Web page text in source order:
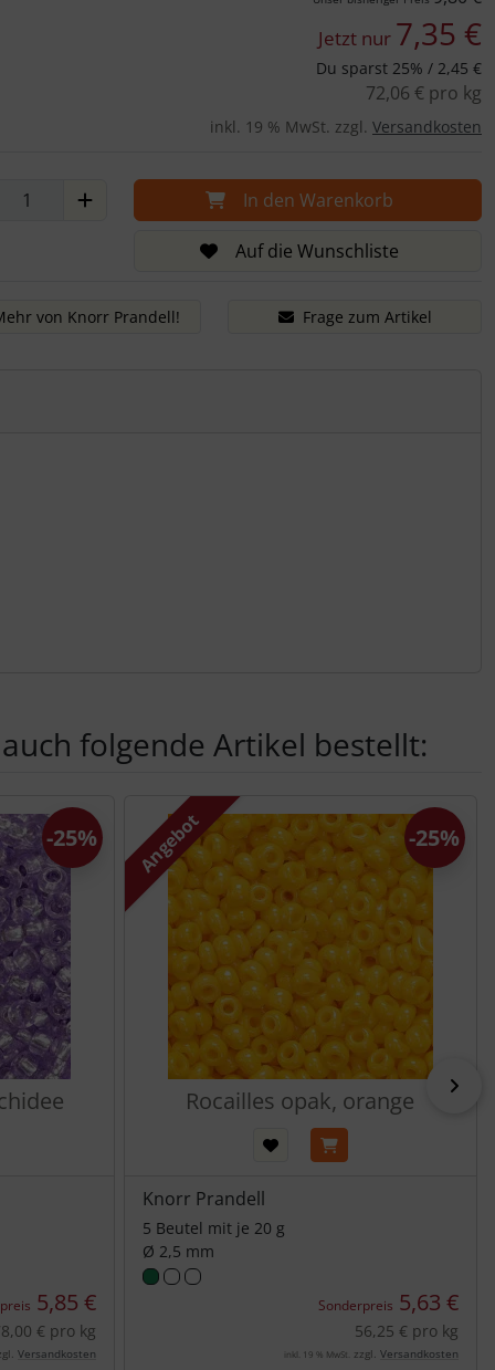
Jetzt nur 7,35 €
Du sparst 25% / 2,45 €
72,06 € pro kg
inkl. 19 % MwSt. zzgl. Versandkosten
In den Warenkorb
Auf die Wunschliste
von Knorr Prandell! Frage zum Artikel
folgende Artikel bestellt:
Artikeln.
5,85 €
-25%
€ pro kg
Versandkosten
Angebot
Rocailles opak, orange
Knorr Prandell
5 Beutel mit je 20 g
Ø 2,5 mm
Sonderpreis 5,63 €
-25%
56,25 € pro kg
inkl. 19 % MwSt. zzgl. Versandkosten